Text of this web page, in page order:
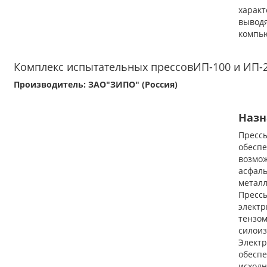
Комплекс испытательных прессовИП-100 и ИП-
Производитель: ЗАО"ЗИПО" (Россия)